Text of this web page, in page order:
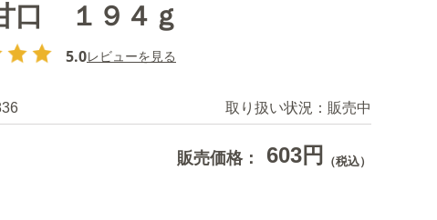
口 １９４ｇ
5.0レビューを見る
取り扱い状況： 販売中
販売価格： 603円 （税込）